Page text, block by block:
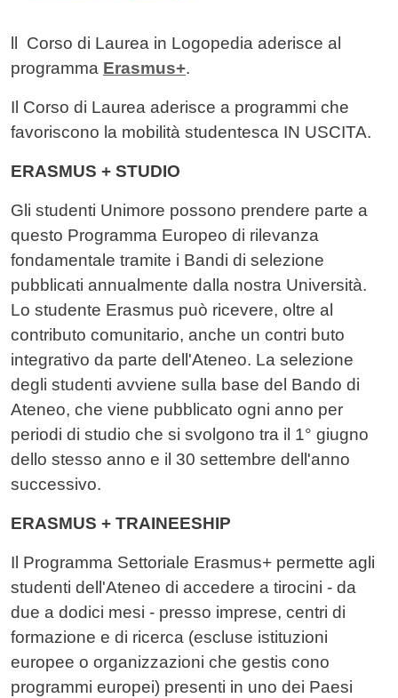
Contenuto
Corso di Laurea in Logopedia aderisce al
programma Erasmus+.
Il Corso di Laurea aderisce a programmi che
favoriscono la mobilità studentesca IN USCITA.
ERASMUS + STUDIO
Gli studenti Unimore possono prendere parte a
questo Programma Europeo di rilevanza
fondamentale tramite i Bandi di selezione
pubblicati annualmente dalla nostra Università.
Lo studente Erasmus può ricevere, oltre al
contributo comunitario, anche un contri buto
integrativo da parte dell'Ateneo. La selezione
degli studenti avviene sulla base del Bando di
Ateneo, che viene pubblicato ogni anno per
periodi di studio che si svolgono tra il 1° giugno
dello stesso anno e il 30 settembre dell'anno
successivo.
ERASMUS + TRAINEESHIP
Il Programma Settoriale Erasmus+ permette agli
studenti dell'Ateneo di accedere a tirocini - da
due a dodici mesi - presso imprese, centri di
formazione e di ricerca (escluse istituzioni
europee o organizzazioni che gestis cono
programmi europei) presenti in uno dei Paesi